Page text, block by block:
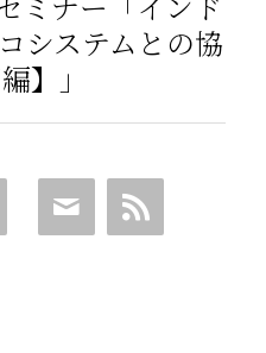
システムとの協
】」